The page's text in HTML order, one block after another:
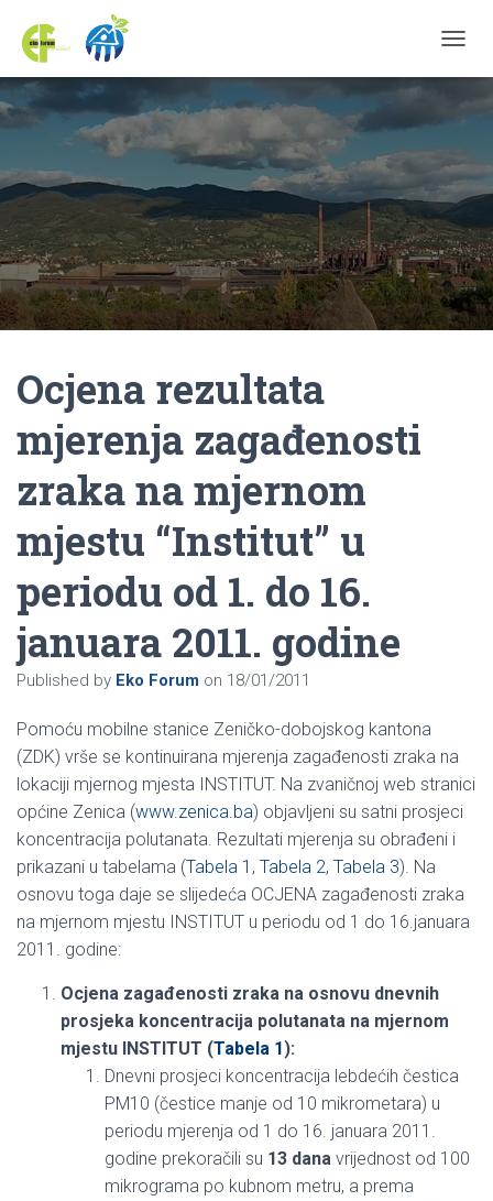
Ocjena rezultata
mjerenja zagađenosti
zraka na mjernom
mjestu “Institut” u
periodu od 1. do 16.
januara 2011. godine
Published by Eko Forum on 18/01/2011
Pomoću mobilne stanice Zeničko-dobojskog kantona
(ZDK) vrše se kontinuirana mjerenja zagađenosti zraka na
lokaciji mjernog mjesta INSTITUT. Na zvaničnoj web stranici
općine Zenica (www.zenica.ba) objavljeni su satni prosjeci
koncentracija polutanata. Rezultati mjerenja su obrađeni i
prikazani u tabelama (Tabela 1 , Tabela 2, Tabela 3). Na
osnovu toga daje se slijedeća OCJENA zagađenosti zraka
na mjernom mjestu INSTITUT u periodu od 1 do 16.januara
2011. godine:
Ocjena zagađenosti zraka na osnovu dnevnih
prosjeka koncentracija polutanata na mjernom
mjestu INSTITUT (Tabela 1):
Dnevni prosjeci koncentracija lebdećih čestica
PM10 (čestice manje od 10 mikrometara) u
periodu mjerenja od 1 do 16. januara 2011.
godine prekoračili su 13 dana vrijednost od 100
mikrograma po kubnom metru, a prema